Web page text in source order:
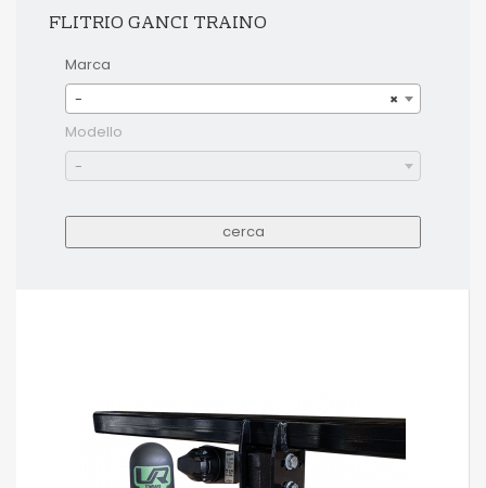
FLITRIO GANCI TRAINO
Marca
×
-
Modello
-